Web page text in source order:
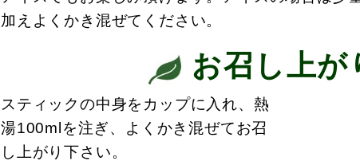
加えよくかき混ぜてください。
お召し上が
スティックの中身をカップに入れ、熱
湯100mlを注ぎ、よくかき混ぜてお召
し上がり下さい。